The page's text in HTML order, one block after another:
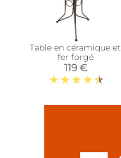
Table en céramique et
fer forgé
119 €